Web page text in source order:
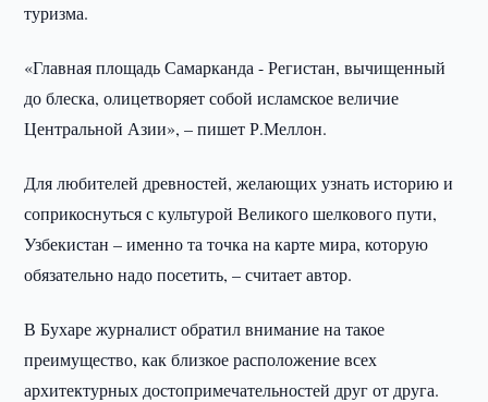
туризма.
«Главная площадь Самарканда - Регистан, вычищенный
до блеска, олицетворяет собой исламское величие
Центральной Азии», – пишет Р.Меллон.
Для любителей древностей, желающих узнать историю и
соприкоснуться с культурой Великого шелкового пути,
Узбекистан – именно та точка на карте мира, которую
обязательно надо посетить, – считает автор.
В Бухаре журналист обратил внимание на такое
преимущество, как близкое расположение всех
архитектурных достопримечательностей друг от друга.